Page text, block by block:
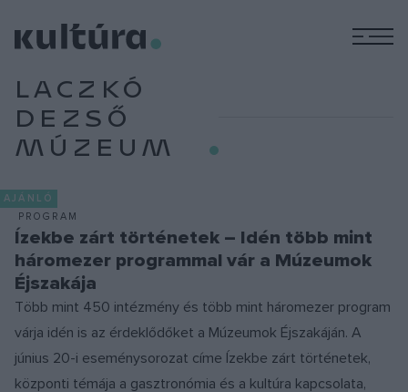
LACZKÓ
DEZSŐ
MÚZEUM
AJÁNLÓ
PROGRAM
Ízekbe zárt történetek – Idén több mint
háromezer programmal vár a Múzeumok
Éjszakája
Több mint 450 intézmény és több mint háromezer program
várja idén is az érdeklődőket a Múzeumok Éjszakáján. A
június 20-i eseménysorozat címe Ízekbe zárt történetek,
központi témája a gasztronómia és a kultúra kapcsolata,